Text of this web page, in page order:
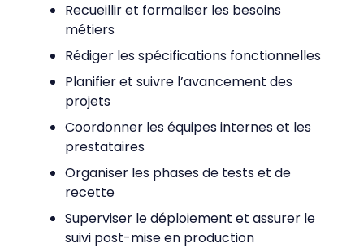
Recueillir et formaliser les besoins
métiers
Rédiger les spécifications fonctionnelles
Planifier et suivre l’avancement des
projets
Coordonner les équipes internes et les
prestataires
Organiser les phases de tests et de
recette
Superviser le déploiement et assurer le
suivi post-mise en production